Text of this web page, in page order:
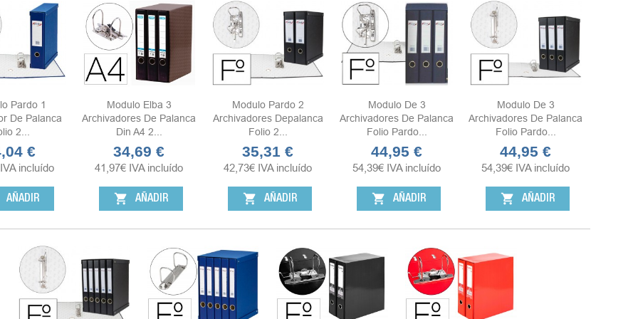
Pardo 1
De Palanca
2...
€
IVA incluído
AÑADIR
Modulo Elba 3
Archivadores De Palanca
Din A4 2...
Precio
34,69 €
41,97€ IVA incluído
shopping_cart AÑADIR
Modulo Pardo 2
Archivadores Depalanca
Folio 2...
Precio
35,31 €
42,73€ IVA incluído
shopping_cart AÑADIR
Modulo De 3
Archivadores De Palanca
Folio Pardo...
Precio
44,95 €
54,39€ IVA incluído
shopping_cart AÑADIR
Modulo De 3
Archivadores De Palanca
Folio Pardo...
Precio
44,95 €
54,39€ IVA incluído
shopping_cart AÑADIR